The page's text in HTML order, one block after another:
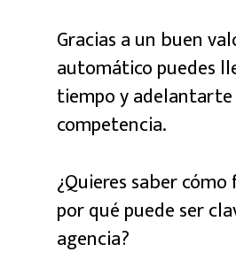
Gracias a un buen
automático puedes
tiempo y
competencia.
¿Quieres saber
por qué puede ser
agencia?